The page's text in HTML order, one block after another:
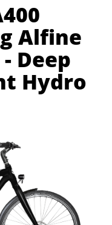
Alfine
Deep
Hydro